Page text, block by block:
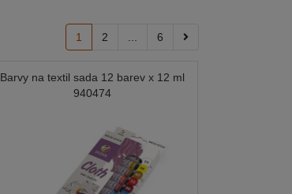
1 2 6
Barvy na textil sada 12 barev x 12 ml
940474